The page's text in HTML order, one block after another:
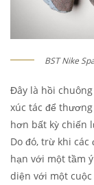
BST Nike
Đây là hồi
xúc tác để
hơn bất kỳ chiến
Do đó, trừ khi
hạn với một tầm
diện với một